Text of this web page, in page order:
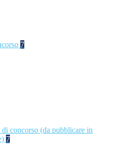
7
concorso (da pubblicare in
7